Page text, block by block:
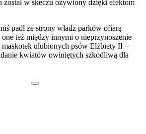
został w skeczu ożywiony dzięki efektom
padł ze strony władz parków ofiarą
też między innymi o nieprzynoszenie
ulubionych psów Elżbiety II –
kwiatów owiniętych szkodliwą dla